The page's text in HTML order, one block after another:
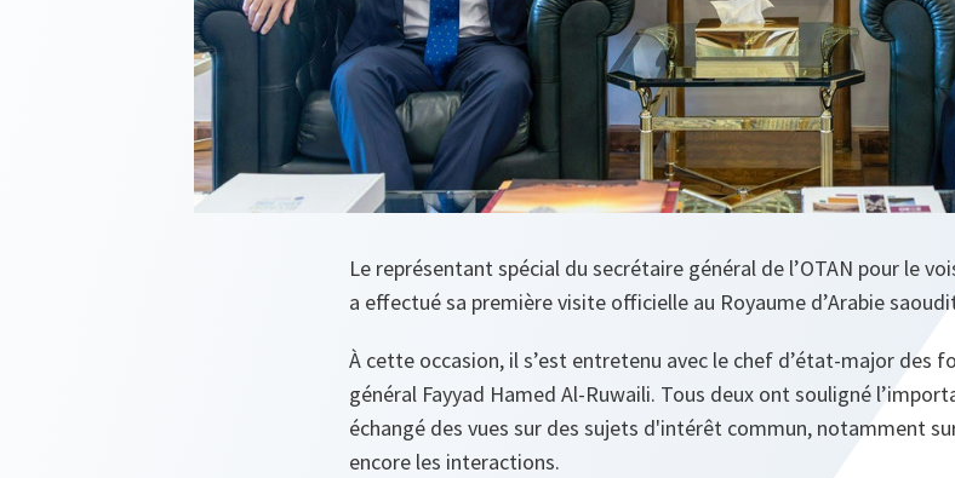
Le représentant spécial du secrétaire général de l’OTAN pour le
a effectué sa première visite officielle au Royaume d’Arabie
À cette occasion, il s’est entretenu avec le chef d’état-major des
général Fayyad Hamed Al-Ruwaili. Tous deux ont souligné
échangé des vues sur des sujets d'intérêt commun, notamment
encore les interactions.